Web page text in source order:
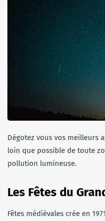
Dégotez vous vos meilleurs
loin que possible de toute
pollution lumineuse.
Les Fêtes du
Fêtes médiévales crée en